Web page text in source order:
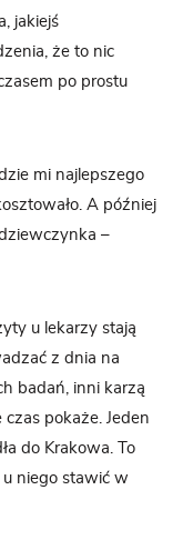
jakiejś
że to nic
po prostu
mi najlepszego
A później
dziewczynka –
u lekarzy stają
z dnia na
badań, inni karzą
czas pokaże. Jeden
do Krakowa. To
u niego stawić w